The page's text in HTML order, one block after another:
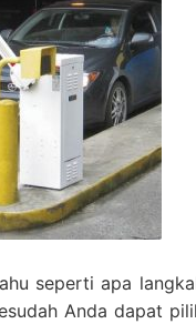
seperti apa
Anda dapat